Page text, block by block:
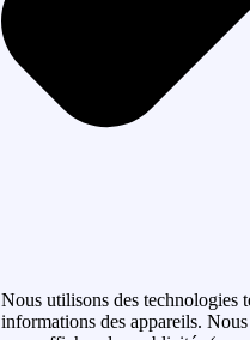
Nous utilisons des technologies
informations des appareils.